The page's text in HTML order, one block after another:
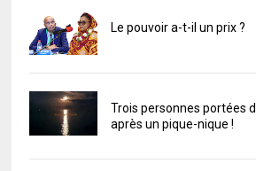
Le pouvoir a-t-il un prix ?
Trois personnes portées
après un pique-nique !